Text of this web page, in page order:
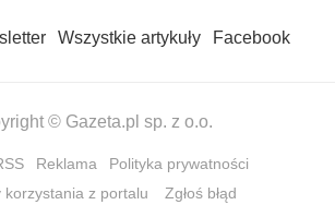
Wszystkie artykuły Facebook
© Gazeta.pl sp. z o.o.
Reklama
Polityka prywatności
korzystania z portalu
Zgłoś błąd